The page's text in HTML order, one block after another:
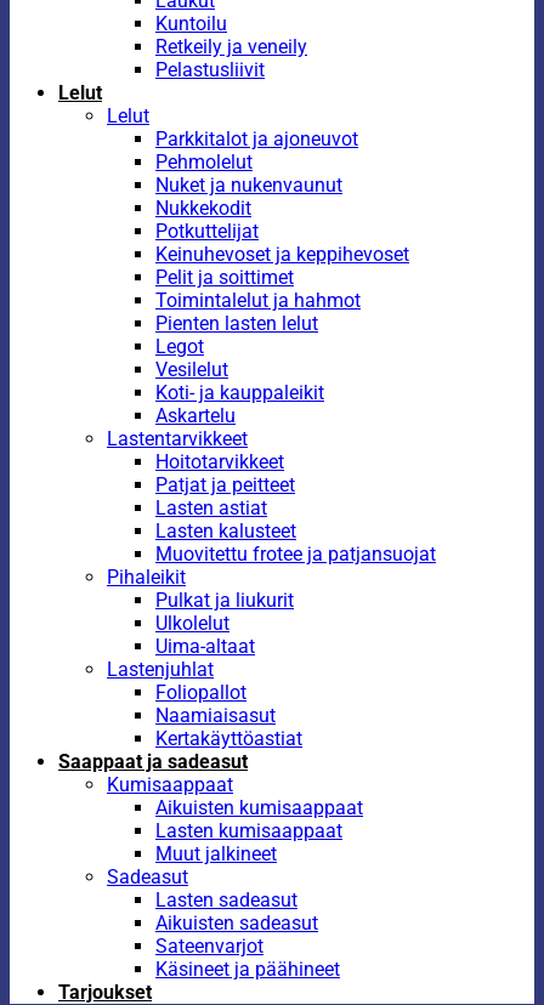
Kuntoilu
Retkeily ja veneily
Pelastusliivit
Lelut
Lelut
Parkkitalot ja ajoneuvot
Pehmolelut
Nuket ja nukenvaunut
Nukkekodit
Potkuttelijat
Keinuhevoset ja keppihevoset
Pelit ja soittimet
Toimintalelut ja hahmot
Pienten lasten lelut
Legot
Vesilelut
Koti- ja kauppaleikit
Askartelu
Lastentarvikkeet
Hoitotarvikkeet
Patjat ja peitteet
Lasten astiat
Lasten kalusteet
Muovitettu frotee ja patjansuojat
Pihaleikit
Pulkat ja liukurit
Ulkolelut
Uima-altaat
Lastenjuhlat
Foliopallot
Naamiaisasut
Kertakäyttöastiat
Saappaat ja sadeasut
Kumisaappaat
Aikuisten kumisaappaat
Lasten kumisaappaat
Muut jalkineet
Sadeasut
Lasten sadeasut
Aikuisten sadeasut
Sateenvarjot
Käsineet ja päähineet
Tarjoukset